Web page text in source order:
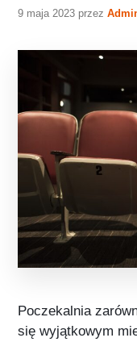
9 maja 2023 przez
Poczekalnia
się wyjątkowym